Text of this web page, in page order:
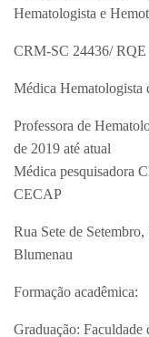
Hematologista e
CRM-SC 24436/ RQE
Médica Hematologista
Professora de
de 2019 até atual
Médica pesquisadora
CECAP
Rua Sete de
Blumenau
Formação acadêmica:
Graduação: